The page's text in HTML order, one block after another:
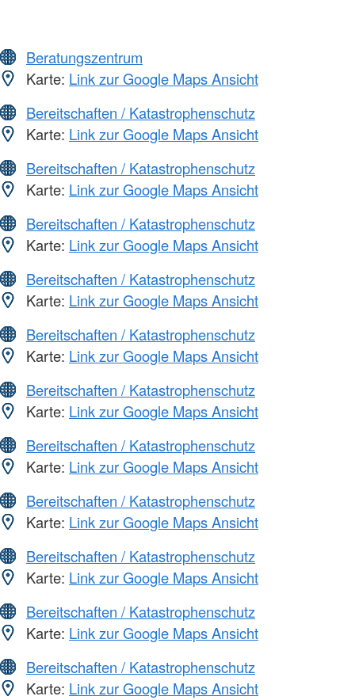
Beratungszentrum
Karte: Link zur Google Maps Ansicht
Bereitschaften / Katastrophenschutz
Karte: Link zur Google Maps Ansicht
Bereitschaften / Katastrophenschutz
Karte: Link zur Google Maps Ansicht
Bereitschaften / Katastrophenschutz
Karte: Link zur Google Maps Ansicht
Bereitschaften / Katastrophenschutz
Karte: Link zur Google Maps Ansicht
Bereitschaften / Katastrophenschutz
Karte: Link zur Google Maps Ansicht
Bereitschaften / Katastrophenschutz
Karte: Link zur Google Maps Ansicht
Bereitschaften / Katastrophenschutz
Karte: Link zur Google Maps Ansicht
Bereitschaften / Katastrophenschutz
Karte: Link zur Google Maps Ansicht
Bereitschaften / Katastrophenschutz
Karte: Link zur Google Maps Ansicht
Bereitschaften / Katastrophenschutz
Karte: Link zur Google Maps Ansicht
Bereitschaften / Katastrophenschutz
Karte: Link zur Google Maps Ansicht